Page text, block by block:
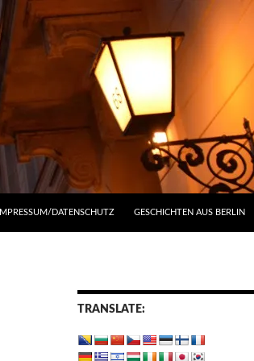
IMPRESSUM/DATENSCHUTZ GESCHICHTEN AUS BERLIN
TRANSLATE: